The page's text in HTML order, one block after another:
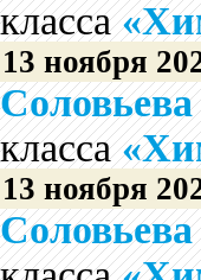
класса
13 ноября
класса
13 ноября